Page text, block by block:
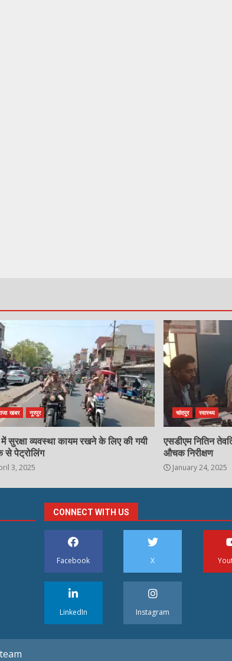
खबर नूरपुर
सुरक्षा व्यवस्था कायम रखने के लिए की गयी
से पेट्रोलिंग
3, 2025
चांदपुर स्वास्थ्य
एसडीएम नितिन
औचक निरीक्षण
January 24, 2025
CONNECT WITH US
Facebook X
LinkedIn Instagram